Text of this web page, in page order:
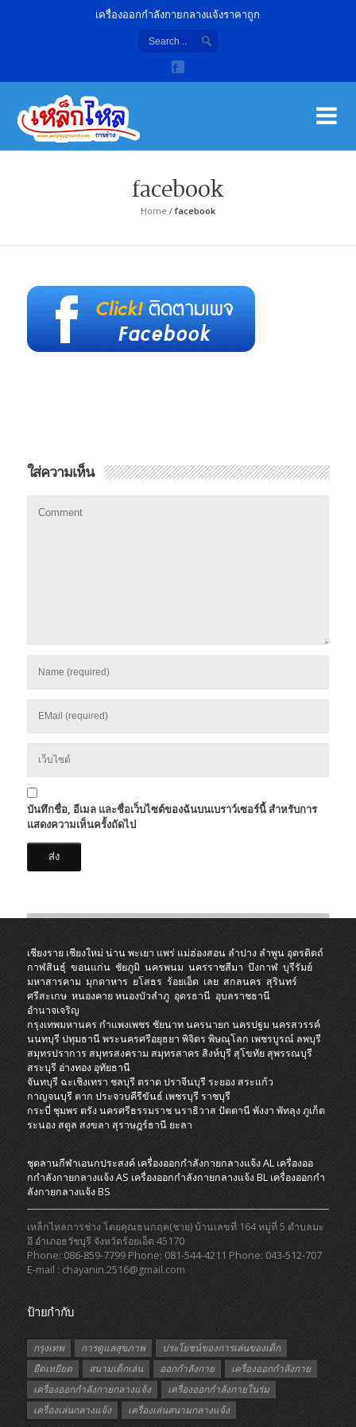
เครื่องออกกำลังกายกลางแจ้งราคาถูก
facebook
Home /facebook
ใส่ความเห็น
บันทึกชื่อ, อีเมล และชื่อเว็บไซต์ของฉันบนเบราว์เซอร์นี้ สำหรับการ
แสดงความเห็นครั้งถัดไป
เชียงราย เชียงใหม่ น่านพะเยา แพร่ แม่ฮ่องสอน ลำปาง ลำพูน อุตรดิตถ์
กาฬสินธุ์ ขอนแก่น ชัยภูมิ นครพนม นครราชสีมา บึงกาฬ บุรีรัมย์
มหาสารคาม มุกดาหาร ยโสธร ร้อยเอ็ด เลย สกลนคร สุรินทร์
ศรีสะเกษ หนองคายหนองบัวลำภู อุดรธานี อุบลราชธานี
อำนาจเจริญ
กรุงเทพมหานคร กำแพงเพชร ชัยนาทนครนายก นครปฐม นครสวรรค์
นนทบุรีปทุมธานีพระนครศรีอยุธยา พิจิตรพิษณุโลก เพชรบูรณ์ ลพบุรี
สมุทรปราการสมุทรสงคราม สมุทรสาครสิงห์บุรี สุโขทัยสุพรรณบุรี
สระบุรี อ่างทอง อุทัยธานี
จันทบุรี ฉะเชิงเทรา ชลบุรี ตราดปราจีนบุรีระยองสระแก้ว
กาญจนบุรีตาก ประจวบคีรีขันธ์ เพชรบุรีราชบุรี
กระบี่ ชุมพร ตรังนครศรีธรรมราชนราธิวาสปัตตานีพังงา พัทลุงภูเก็ต
ระนอง สตูล สงขลา สุราษฎร์ธานี ยะลา
ชุดลานกีฬาเอนกประสงค์ เครื่องออกกําลังกายกลางแจ้ง AL เครื่องออ
กกําลังกายกลางแจ้ง AS เครื่องออกกําลังกายกลางแจ้ง BL เครื่องออกกํา
ลังกายกลางแจ้ง BS
เหล็กไหลการช่าง โดยคุณธนกฤต(ชาย) บ้านเลขที่ 164 หมู่ที่ 5 ตำบลมะ
อึ อำเภอธวัชบุรี จังหวัดร้อยเอ็ด 45170
Phone: 086-859-7799 Phone: 081-544-4211 Phone: 043-512-707
E-mail : chayanin.2516@gmail.com
ป้ายกำกับ
กรุงเทพ การดูแลสุขภาพ
ประโยชน์ของการเล่นของเด็ก
ยืดเหยียด
สนามเด็กเล่น ออกกำลังกาย
เครื่องออกกำลังกาย
เครื่องออกกำลังกายกลางแจ้ง
เครื่องออกกำลังกายในร่ม
เครื่องเล่นกลางแจ้ง
เครื่องเล่นสนามกลางแจ้ง